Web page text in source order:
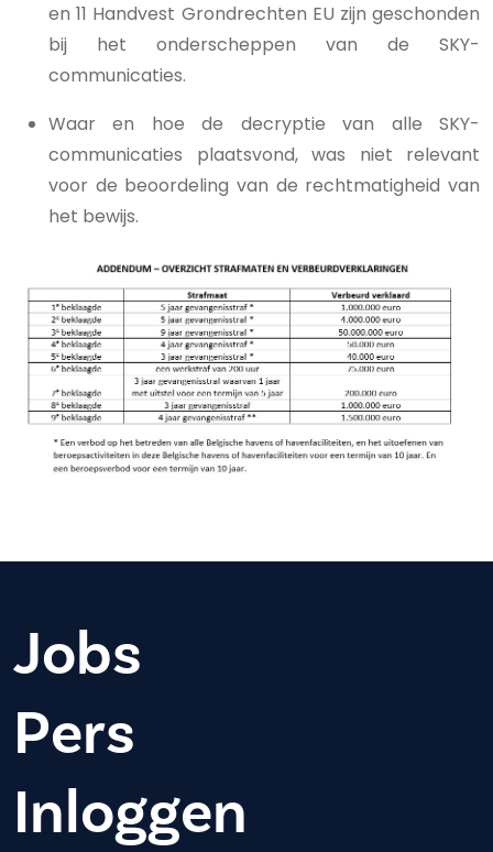
en 11 Handvest Grondrechten EU zijn geschonden
bij het onderscheppen van de SKY-
communicaties.
Waar en hoe de decryptie van alle SKY-
communicaties plaatsvond, was niet relevant
voor de beoordeling van de rechtmatigheid van
het bewijs.
Jobs
Pers
Inloggen